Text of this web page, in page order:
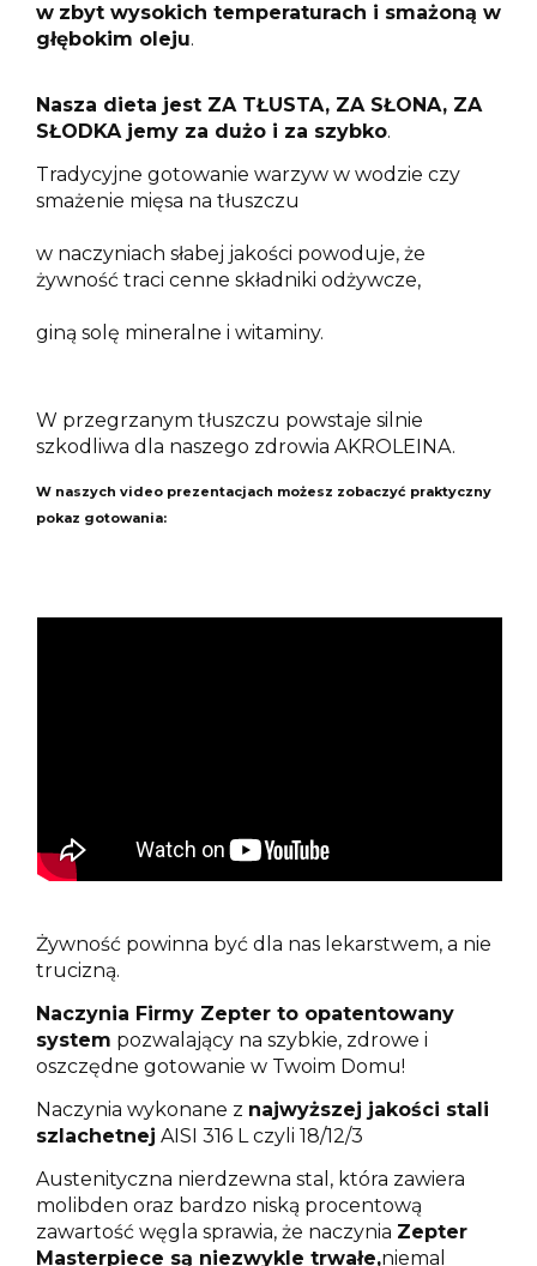
w zbyt wysokich temperaturach i smażoną w
głębokim oleju.
Nasza dieta jest ZA TŁUSTA, ZA SŁONA, ZA
SŁODKA jemy za dużo i za szybko.
Tradycyjne gotowanie warzyw w wodzie czy
smażenie mięsa na tłuszczu
w naczyniach słabej jakości powoduje, że
żywność traci cenne składniki odżywcze,
giną solę mineralne i witaminy.
W przegrzanym tłuszczu powstaje silnie
szkodliwa dla naszego zdrowia AKROLEINA.
W naszych video prezentacjach możesz zobaczyć praktyczny
pokaz gotowania:
Żywność powinna być dla nas lekarstwem, a nie
trucizną.
Naczynia Firmy Zepter to opatentowany
system pozwalający na szybkie, zdrowe i
oszczędne gotowanie w Twoim Domu!
Naczynia wykonane z najwyższej jakości stali
szlachetnej AISI 316 L czyli 18/12/3
Austenityczna nierdzewna stal, która zawiera
molibden oraz bardzo niską procentową
zawartość węgla sprawia, że naczynia Zepter
Masterpiece są niezwykle trwałe,niemal